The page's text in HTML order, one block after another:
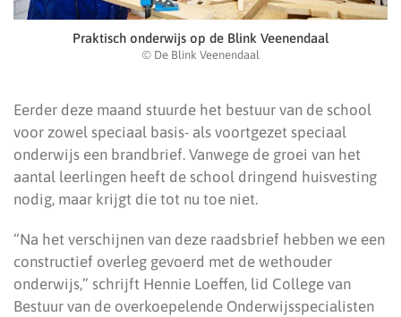
Praktisch onderwijs op de Blink Veenendaal
© De Blink Veenendaal
Eerder deze maand stuurde het bestuur van de school
voor zowel speciaal basis- als voortgezet speciaal
onderwijs een brandbrief. Vanwege de groei van het
aantal leerlingen heeft de school dringend huisvesting
nodig, maar krijgt die tot nu toe niet.
“Na het verschijnen van deze raadsbrief hebben we een
constructief overleg gevoerd met de wethouder
onderwijs,” schrijft Hennie Loeffen, lid College van
Bestuur van de overkoepelende Onderwijsspecialisten